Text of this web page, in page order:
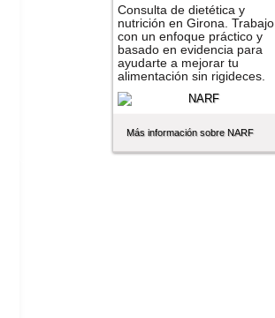
Consulta de dietética y
nutrición en Girona. Trabajo
con un enfoque práctico y
basado en evidencia para
ayudarte a mejorar tu
alimentación sin rigideces.
Más información sobre NARF